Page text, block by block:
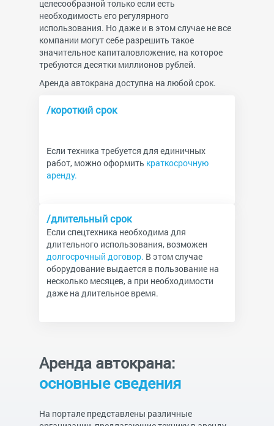
целесообразной только если есть
необходимость его регулярного
использования. Но даже и в этом случае не все
компании могут себе разрешить такое
значительное капиталовложение, на которое
требуются десятки миллионов рублей.
Аренда автокрана доступна на любой срок.
/короткий срок
Если техника требуется для единичных
работ, можно оформить краткосрочную
аренду.
/длительный срок
Если спецтехника необходима для
длительного использования, возможен
долгосрочный договор. В этом случае
оборудование выдается в пользование на
несколько месяцев, а при необходимости
даже на длительное время.
Аренда автокрана:
основные сведения
На портале представлены различные